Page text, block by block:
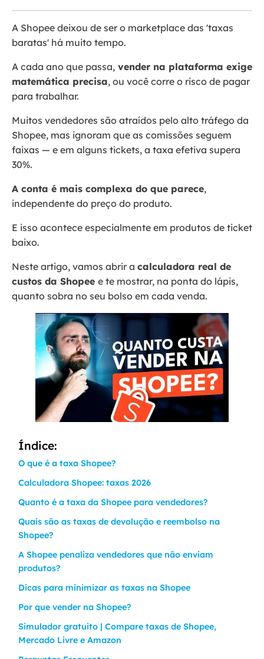
A Shopee deixou de ser o marketplace das 'taxas
baratas' há muito tempo.
A cada ano que passa, vender na plataforma exige
matemática precisa, ou você corre o risco de pagar
para trabalhar.
Muitos vendedores são atraídos pelo alto tráfego da
Shopee, mas ignoram que as comissões seguem
faixas — e em alguns tickets, a taxa efetiva supera
30%.
A conta é mais complexa do que parece,
independente do preço do produto.
E isso acontece especialmente em produtos de ticket
baixo.
Neste artigo, vamos abrir a calculadora real de
custos da Shopee e te mostrar, na ponta do lápis,
quanto sobra no seu bolso em cada venda.
Índice:
O que é a taxa Shopee?
Calculadora Shopee: taxas 2026
Quanto é a taxa da Shopee para vendedores?
Quais são as taxas de devolução e reembolso na
Shopee?
A Shopee penaliza vendedores que não enviam
produtos?
Dicas para minimizar as taxas na Shopee
Por que vender na Shopee?
Simulador gratuito | Compare taxas de Shopee,
Mercado Livre e Amazon